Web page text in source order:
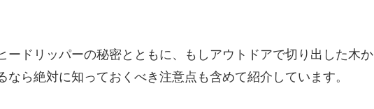
ードリッパーの秘密とともに、もしアウトドアで切り出した木か
なら絶対に知っておくべき注意点も含めて紹介しています。